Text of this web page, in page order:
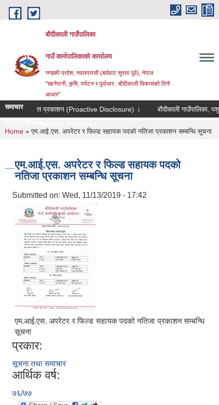
Skip to main content
बौदीकाली गाउँपालिका
गाउँ कार्यपालिकाको कार्यालय
गण्डकी प्रदेश, नवलपरासी (बर्दघाट सुस्ता पूर्व), नेपाल
"खानेपानी, कृषि, पर्यटन र पूर्वाधार : बौदीकाली विकासको दिगो
आधार"
समाचारस्वत प्रकाशन (Proactive Disclosure) ।
बौदीकाली गाउँपालिका,
You are here
Home » एम.आई.एस. अपरेटर र फिल्ड सहायक पदको नतिजा प्रकाशन सम्बन्धि सूचना
एम.आई.एस. अपरेटर र फिल्ड सहायक पदको
नतिजा प्रकाशन सम्बन्धि सूचना
Submitted on: Wed, 11/13/2019 - 17:42
एम.आई.एस. अपरेटर र फिल्ड सहायक पदको नतिजा प्रकाशन सम्बन्धि
सूचना
प्रकार:
सूचना तथा समाचार
आर्थिक वर्ष:
७६/७७